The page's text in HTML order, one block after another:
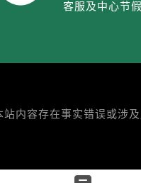
客服及中心节
内容存在事实错误或涉